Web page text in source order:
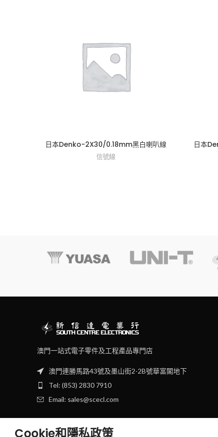
日本Denko-2X30/0.18mm黑白喇叭線
信號線
日本
澳門一站式電子零件及工程產品專門店
澳門連勝馬路43號及墨山街2-2B號華富閣地下
Tel: (853) 2830 7910
Email: sales@scecl.com
Cookie和隱私政策